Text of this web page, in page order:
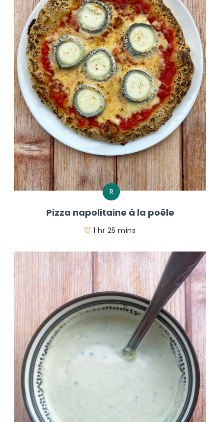
R
Pizza napolitaine à la poêle
1 hr 25 mins